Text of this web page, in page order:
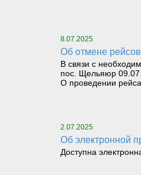
8.07.2025
Об отмене
В связи с
пос. Щельяюр
О проведении
2.07.2025
Об
Доступна